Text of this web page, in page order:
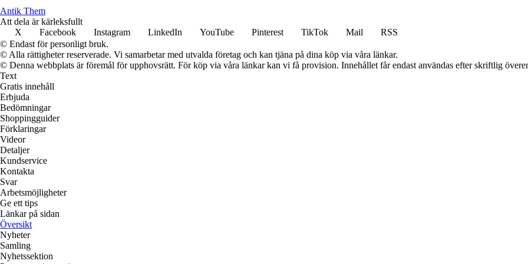
Antik Them
Att dela är kärleksfullt
X
Facebook Instagram LinkedIn YouTube Pinterest TikTok Mail
RSS
© Endast för personligt bruk.
© Alla rättigheter reserverade. Vi samarbetar med utvalda företag och kan tjäna på dina köp via våra länkar.
© Denna webbplats är föremål för upphovsrätt. För köp via våra länkar kan vi få provision. Innehållet får endast användas efter skriftlig
Text
Gratis innehåll
Erbjuda
Bedömningar
Shoppingguider
Förklaringar
Videor
Detaljer
Kundservice
Kontakta
Svar
Arbetsmöjligheter
Ge ett tips
Länkar på sidan
Översikt
Nyheter
Samling
Nyhetssektion